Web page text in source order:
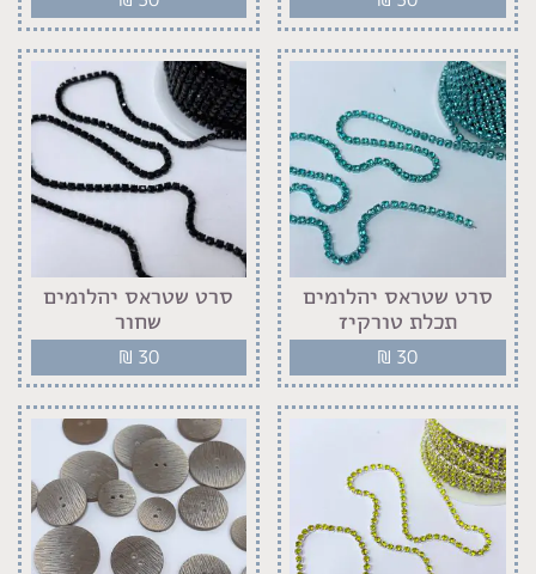
סרט שטראס יהלומים
תכלת טורקיז
₪ 30
סרט שטראס יהלומים
שחור
₪ 30